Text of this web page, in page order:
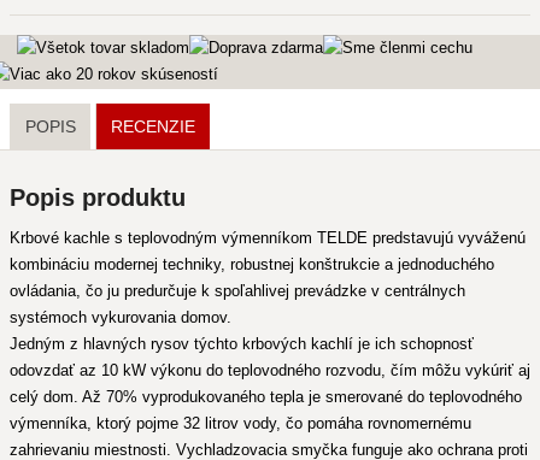
POPIS RECENZIE
Popis produktu
Krbové kachle s teplovodným výmenníkom TELDE predstavujú vyváženú
kombináciu modernej techniky, robustnej konštrukcie a jednoduchého
ovládania, čo ju predurčuje k spoľahlivej prevádzke v centrálnych
systémoch vykurovania domov.
Jedným z hlavných rysov týchto krbových kachlí je ich schopnosť
odovzdať az 10 kW výkonu do teplovodného rozvodu, čím môžu vykúriť aj
celý dom. Až 70% vyprodukovaného tepla je smerované do teplovodného
výmenníka, ktorý pojme 32 litrov vody, čo pomáha rovnomernému
zahrievaniu miestnosti. Vychladzovacia smyčka funguje ako ochrana proti